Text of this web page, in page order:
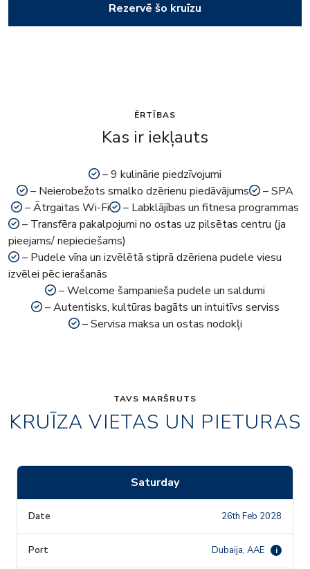
Rezervē šo kruīzu
ĒRTĪBAS
Kas ir iekļauts
– 9 kulinārie piedzīvojumi
– Neierobežots smalko dzērienu piedāvājums
– SPA
– Ātrgaitas Wi-Fi
– Labklājības un fitnesa programmas
– Transfēra pakalpojumi no ostas uz pilsētas centru (ja
pieejams/ nepieciešams)
– Pudele vīna un izvēlētā stiprā dzēriena pudele viesu
izvēlei pēc ierašanās
– Welcome šampanieša pudele un saldumi
– Autentisks, kultūras bagāts un intuitīvs serviss
– Servisa maksa un ostas nodokļi
TAVS MARŠRUTS
KRUĪZA VIETAS UN PIETURAS
Saturday
26th Feb 2028
Dubaija, AAE i